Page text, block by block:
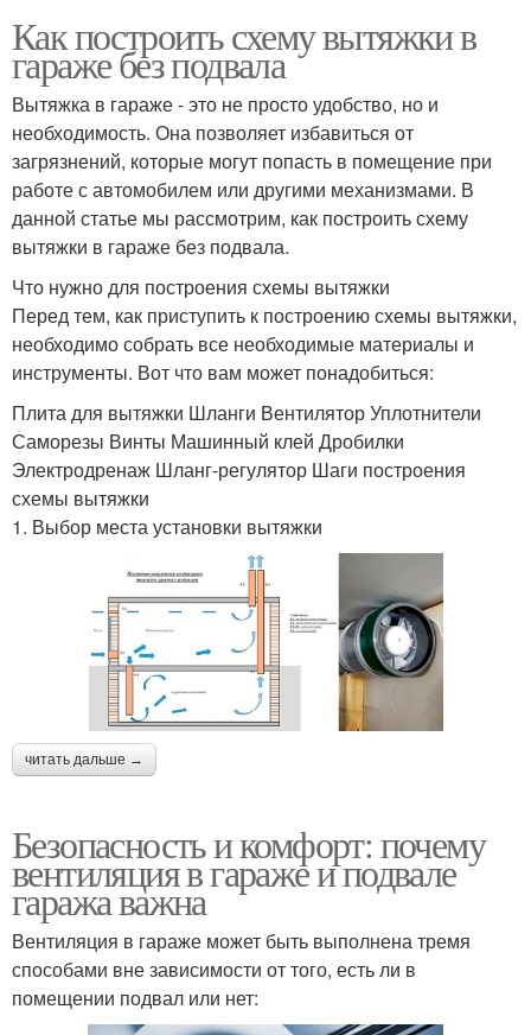
Как построить схему вытяжки в
гараже без подвала
Вытяжка в гараже - это не просто удобство, но и
необходимость. Она позволяет избавиться от
загрязнений, которые могут попасть в помещение при
работе с автомобилем или другими механизмами. В
данной статье мы рассмотрим, как построить схему
вытяжки в гараже без подвала.
Что нужно для построения схемы вытяжки
Перед тем, как приступить к построению схемы вытяжки,
необходимо собрать все необходимые материалы и
инструменты. Вот что вам может понадобиться:
Плита для вытяжки Шланги Вентилятор Уплотнители
Саморезы Винты Машинный клей Дробилки
Электродренаж Шланг-регулятор Шаги построения
схемы вытяжки
1. Выбор места установки вытяжки
читать дальше →
Безопасность и комфорт: почему
вентиляция в гараже и подвале
гаража важна
Вентиляция в гараже может быть выполнена тремя
способами вне зависимости от того, есть ли в
помещении подвал или нет: